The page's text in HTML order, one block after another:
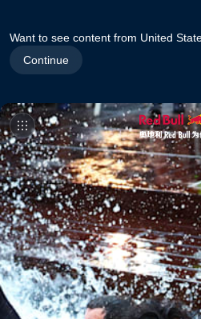
Want to see content from United
Continue